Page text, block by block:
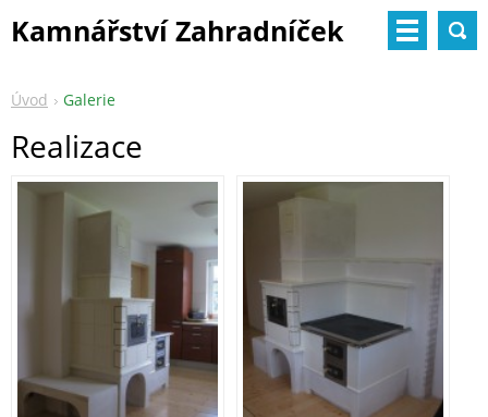
Kamnářství Zahradníček
Úvod Galerie
Realizace